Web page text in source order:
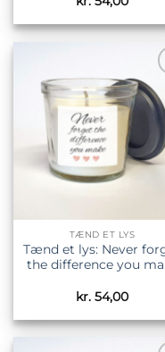
Tilføj
TÆND ET LYS
Tænd et lys: Never
the difference you
kr. 54,00